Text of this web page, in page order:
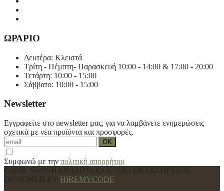
ΩΡΑΡΙΟ
Δευτέρα: Κλειστά
Τρίτη - Πέμπτη- Παρασκευή 10:00 - 14:00 & 17:00 - 20:00
Τετάρτη: 10:00 - 15:00
Σάββατο: 10:00 - 15:00
Newsletter
Εγγραφείτε στο newsletter μας, για να λαμβάνετε ενημερώσεις
σχετικά με νέα προϊόντα και προσφορές.
Συμφωνώ με την πολιτική απορρήτου
©2026 SHOSHANASOVOLOU.GR | DEVELOPED &
DESIGNED BY HIREMYCODE